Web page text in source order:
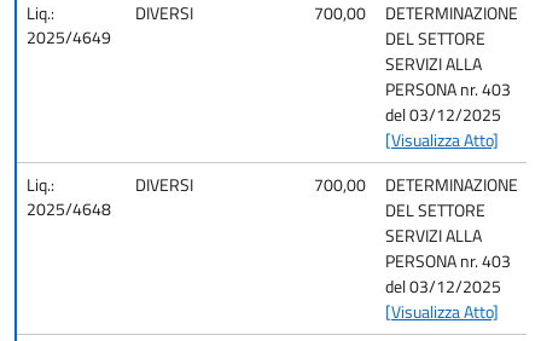
Liq.:
2025/4649
DIVERSI 700,00
DETERMINAZIONE
DEL SETTORE
SERVIZI ALLA
PERSONA nr. 403
del 03/12/2025
[Visualizza Atto]
Liq.:
2025/4648
DIVERSI 700,00
DETERMINAZIONE
DEL SETTORE
SERVIZI ALLA
PERSONA nr. 403
del 03/12/2025
[Visualizza Atto]